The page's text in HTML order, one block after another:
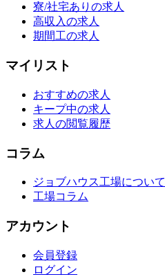
寮/社宅ありの求人
高収入の求人
期間工の求人
マイリスト
おすすめの求人
キープ中の求人
求人の閲覧履歴
コラム
ジョブハウス工場について
工場コラム
アカウント
会員登録
ログイン